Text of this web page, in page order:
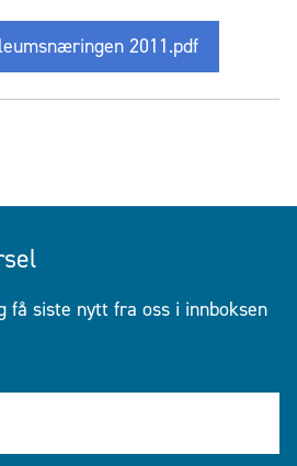
2011.pdf
få siste nytt fra oss i innboksen